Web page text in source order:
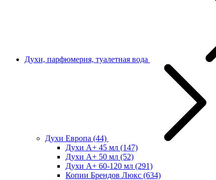
Духи, парфюмерия, туалетная вода
Духи Европа (44)
Духи А+ 45 мл (147)
Духи А+ 50 мл (52)
Духи А+ 60-120 мл (291)
Копии Брендов Люкс (634)